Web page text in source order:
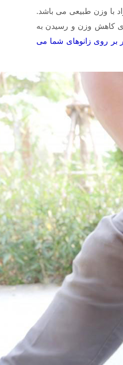
2 تا 3 برابر بیشتر از افراد با وزن طبیعی می باشد.
کاهش وزن و رسیدن به
کاهش فشار بر روی زانوهای شما می